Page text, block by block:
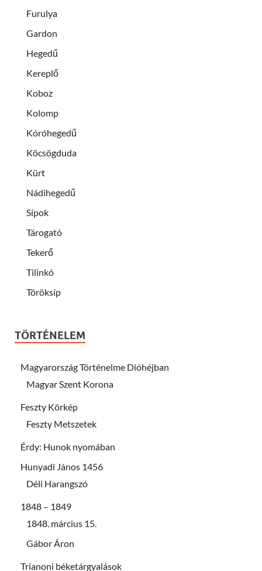
Furulya
Gardon
Hegedű
Kereplő
Koboz
Kolomp
Kóróhegedű
Köcsögduda
Kürt
Nádihegedű
Sípok
Tárogató
Tekerő
Tilinkó
Töröksíp
TÖRTÉNELEM
Magyarország Történelme Dióhéjban
Magyar Szent Korona
Feszty Körkép
Feszty Metszetek
Érdy: Hunok nyomában
Hunyadi János 1456
Déli Harangszó
1848 – 1849
1848. március 15.
Gábor Áron
Trianoni béketárgyalások